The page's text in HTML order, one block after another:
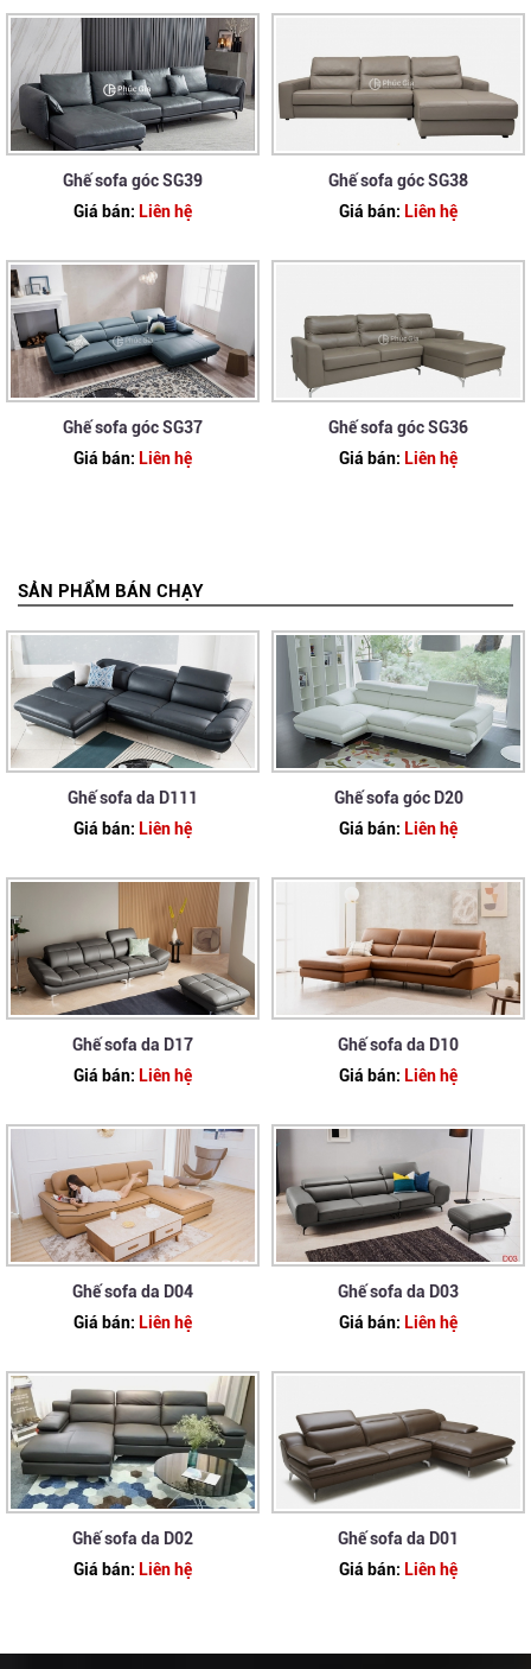
Ghế sofa góc SG39
Giá bán: Liên hệ
Ghế sofa góc SG38
Giá bán: Liên hệ
Ghế sofa góc SG37
Giá bán: Liên hệ
Ghế sofa góc SG36
Giá bán: Liên hệ
SẢN PHẨM BÁN CHẠY
Ghế sofa da D111
Giá bán: Liên hệ
Ghế sofa góc D20
Giá bán: Liên hệ
Ghế sofa da D17
Giá bán: Liên hệ
Ghế sofa da D10
Giá bán: Liên hệ
Ghế sofa da D04
Giá bán: Liên hệ
Ghế sofa da D03
Giá bán: Liên hệ
Ghế sofa da D02
Giá bán: Liên hệ
Ghế sofa da D01
Giá bán: Liên hệ